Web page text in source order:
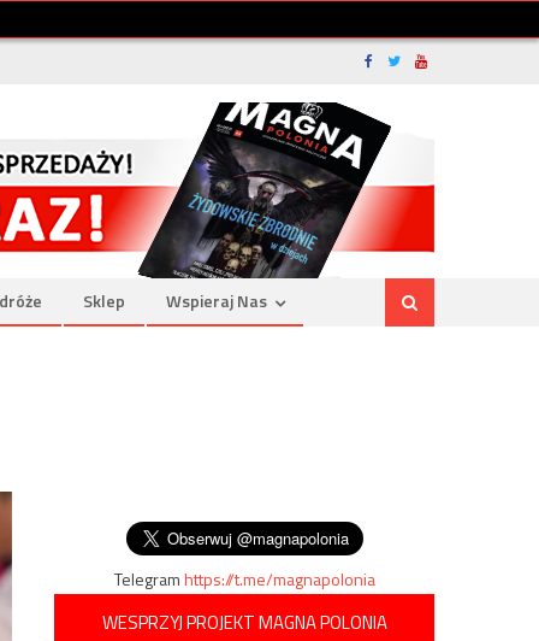
Sklep Wspieraj Nas
Telegramhttps://t.me/magnapolonia
WESPRZYJ PROJEKT MAGNA POLONIA